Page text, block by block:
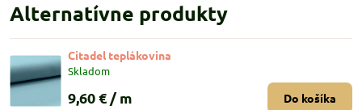
Alternatívne produkty
Citadel teplákovina
Skladom
9,60 € / m Do košíka